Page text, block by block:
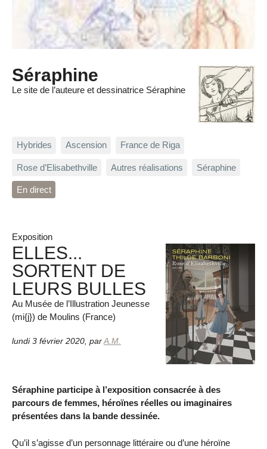
Séraphine
Le site de l’auteure et dessinatrice Séraphine
Hybrides Ascension France de Riga
Rose d’Elisabethville Autres réalisations Séraphine
En direct
Exposition
ELLES...
SORTENT DE
LEURS BULLES
Au Musée de l’Illustration Jeunesse
(mi{j}) de Moulins (France)
lundi 3 février 2020, parA.M.
Séraphine participe à l’exposition consacrée à des
parcours de femmes, héroïnes réelles ou imaginaires
présentées dans la bande dessinée.
Qu’il s’agisse d’un personnage littéraire ou d’une héroïne